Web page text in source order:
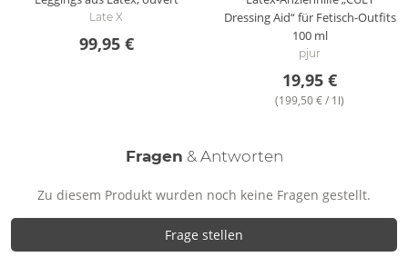
Late X
99,95 €
Dressing Aid“ für Fetisch-Outfits
100 ml
pjur
19,95 €
(199,50 € / 1l)
Fragen & Antworten
Zu diesem Produkt wurden noch keine Fragen gestellt.
Frage stellen